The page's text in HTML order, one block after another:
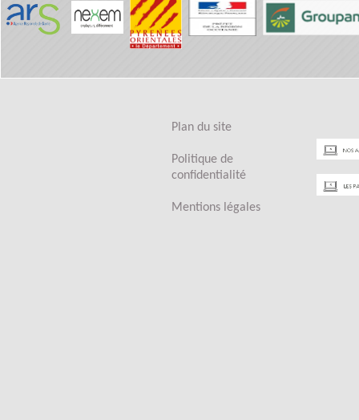
Plan du site
Politique de
confidentialité
Mentions légales